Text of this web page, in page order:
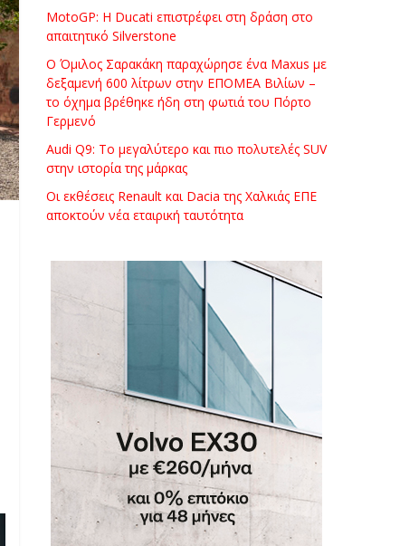
MotoGP: Η Ducati επιστρέφει στη δράση στο
απαιτητικό Silverstone
Ο Όμιλος Σαρακάκη παραχώρησε ένα Maxus με
δεξαμενή 600 λίτρων στην ΕΠΟΜΕΑ Βιλίων –
το όχημα βρέθηκε ήδη στη φωτιά του Πόρτο
Γερμενό
Audi Q9: Το μεγαλύτερο και πιο πολυτελές SUV
στην ιστορία της μάρκας
Οι εκθέσεις Renault και Dacia της Χαλκιάς ΕΠΕ
αποκτούν νέα εταιρική ταυτότητα